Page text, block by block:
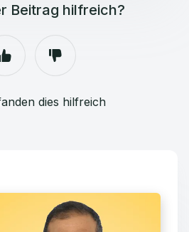
Beitrag hilfreich?
dies hilfreich